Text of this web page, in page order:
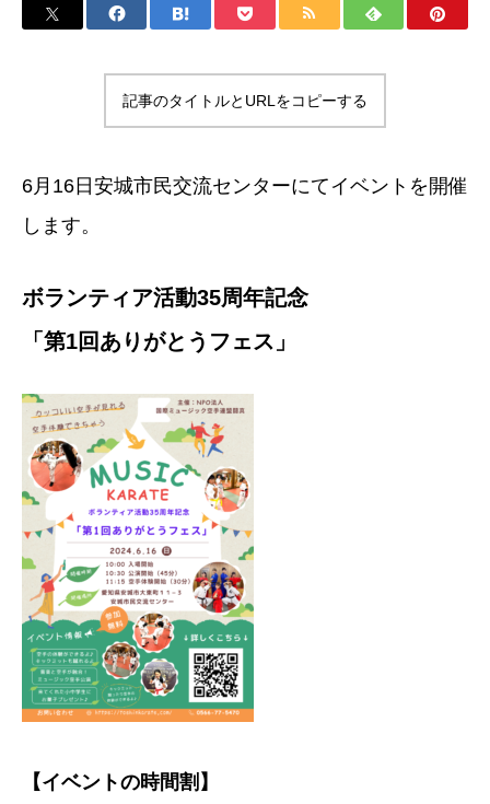
記事のタイトルとURLをコピーする
6月16日安城市民交流センターにてイベントを開催
します。
ボランティア活動35周年記念
「第1回ありがとうフェス」
【イベントの時間割】